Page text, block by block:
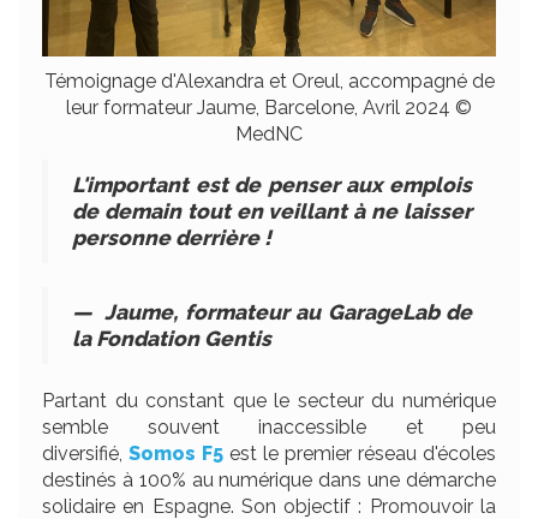
Témoignage d'Alexandra et Oreul, accompagné de
leur formateur Jaume, Barcelone, Avril 2024 ©
MedNC
L'important est de penser aux emplois
de demain tout en veillant à ne laisser
personne derrière !
— Jaume, formateur au GarageLab de
la Fondation Gentis
Partant du constant que le secteur du numérique
semble souvent inaccessible et peu
diversifié, Somos F5 est le premier réseau d'écoles
destinés à 100% au numérique dans une démarche
solidaire en Espagne. Son objectif : Promouvoir la